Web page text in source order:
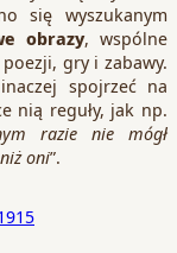
się wyszukanym
obrazy, wspólne
gry i zabawy.
spojrzeć na
nią reguły, jak np.
razie nie mógł
oni”.